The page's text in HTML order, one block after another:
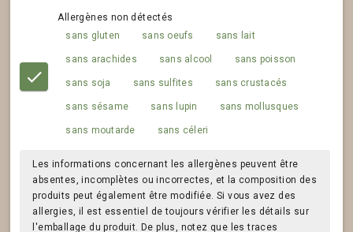
Allergènes non détectés
sans gluten
sans oeufs sans lait
sans arachides sans alcool sans poisson
sans soja sans sulfites sans crustacés
sans sésame sans lupin sans mollusques
sans moutarde sans céleri
Les informations concernant les allergènes peuvent être
absentes, incomplètes ou incorrectes, et la composition des
produits peut également être modifiée. Si vous avez des
allergies, il est essentiel de toujours vérifier les détails sur
l'emballage du produit. De plus, notez que les traces